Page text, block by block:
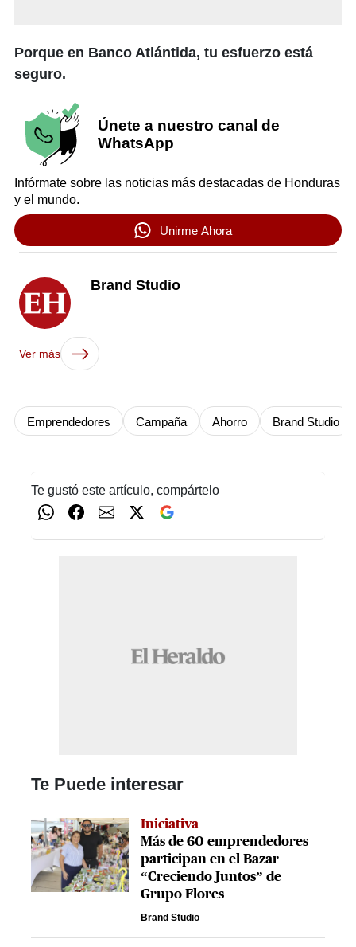
Porque en Banco Atlántida, tu esfuerzo está
seguro.
Únete a nuestro canal de
WhatsApp
Infórmate sobre las noticias más destacadas de Honduras
y el mundo.
Unirme Ahora
Brand Studio
Ver más
Emprendedores Campaña Ahorro Brand Studio
Te gustó este artículo, compártelo
Te Puede interesar
Iniciativa
Más de 60 emprendedores
participan en el Bazar
“Creciendo Juntos” de
Grupo Flores
Brand Studio